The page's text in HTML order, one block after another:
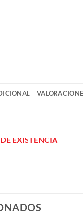
EXISTENCIA